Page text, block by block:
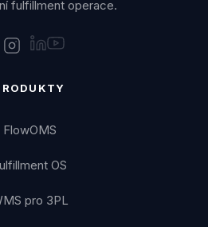
fulfillment operace.
FlowOMS
OS
pro 3PL